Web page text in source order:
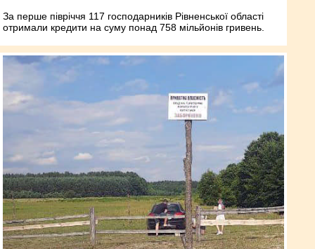
За перше півріччя 117 господарників Рівненської області
отримали кредити на суму понад 758 мільйонів гривень.